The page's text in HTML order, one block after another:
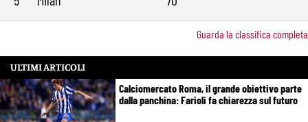
Guarda la classifica completa
ULTIMI ARTICOLI
Calciomercato Roma, il grande obiettivo parte
dalla panchina: Farioli fa chiarezza sul futuro